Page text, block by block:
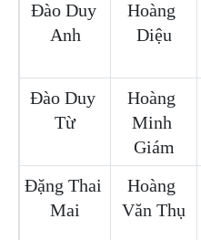
Đào Duy
Anh
Hoàng
Diệu
Đào Duy
Từ
Hoàng
Minh
Giám
Đặng Thai
Mai
Hoàng
Văn Thụ